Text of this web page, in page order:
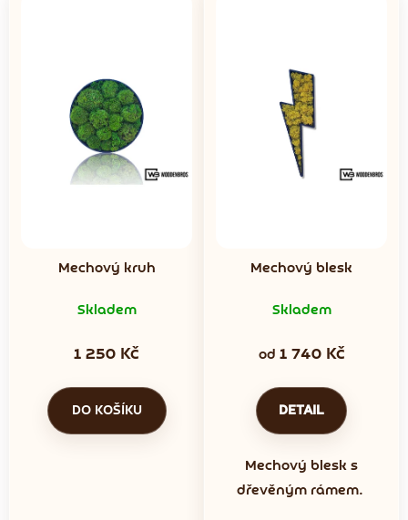
Mechový kruh
Skladem
1 250 Kč
DO KOŠÍKU
Mechový blesk
Skladem
od 1 740 Kč
DETAIL
Mechový blesk s
dřevěným rámem.